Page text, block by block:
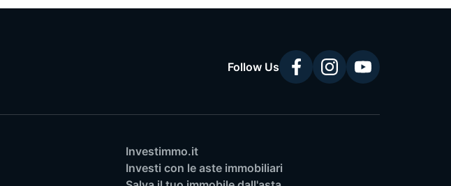
Follow Us
Investimmo.it
Investi con le aste immobiliari